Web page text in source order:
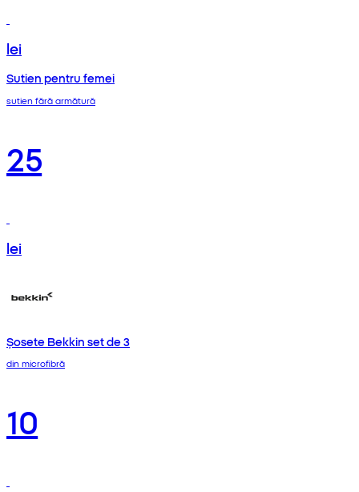
lei
Sutien pentru femei
sutien fără armătură
25
lei
Șosete Bekkin set de 3
din microfibră
10